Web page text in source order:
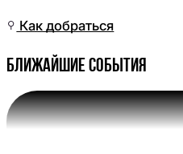
Как добраться
Ближайшие события